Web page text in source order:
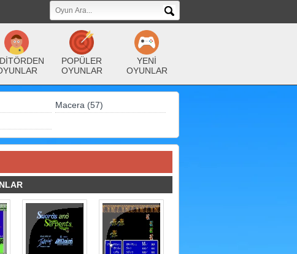
YENİ
OYUNLAR
POPÜLER
OYUNLAR
Macera (57)